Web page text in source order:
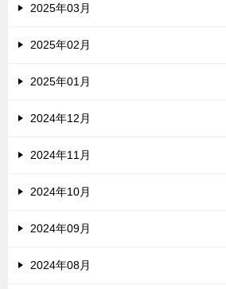
2025年03月
2025年02月
2025年01月
2024年12月
2024年11月
2024年10月
2024年09月
2024年08月